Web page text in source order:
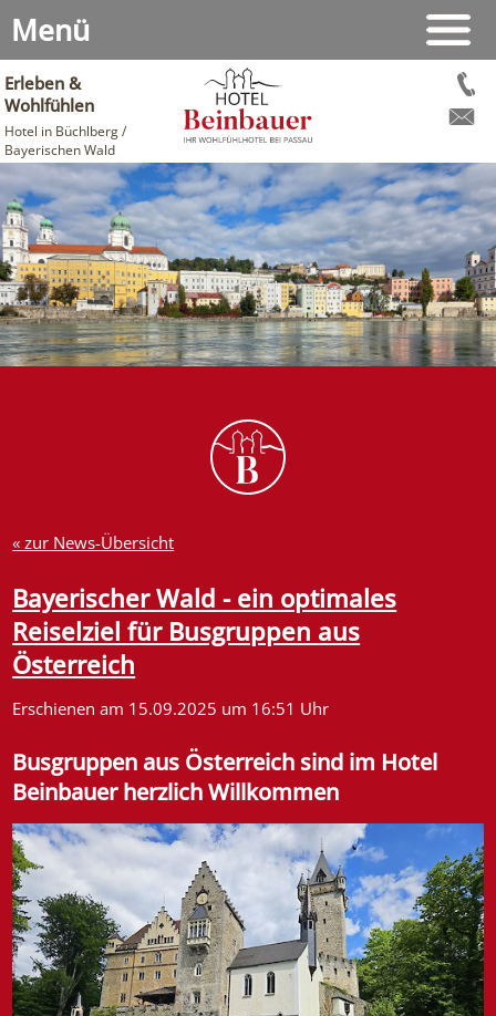
Erleben &
Wohlfühlen
Hotel in Büchlberg /
Bayerischen Wald
Menü
« zur News-Übersicht
Bayerischer Wald - ein optimales
Reiselziel für Busgruppen aus
Österreich
Erschienen am 15.09.2025 um 16:51 Uhr
Busgruppen aus Österreich sind im Hotel
Beinbauer herzlich Willkommen